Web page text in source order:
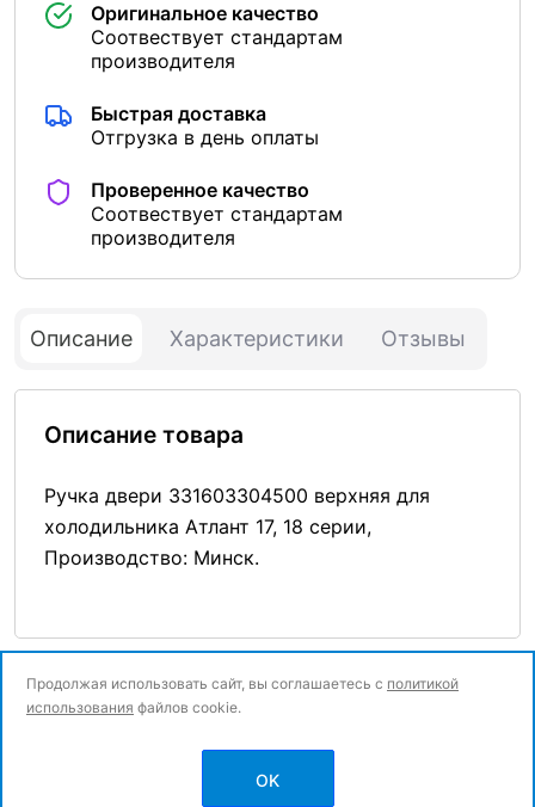
Оригинальное качество
Соотвествует стандартам
производителя
Быстрая доставка
Отгрузка в день оплаты
Проверенное качество
Соотвествует стандартам
производителя
Описание Характеристики Отзывы
Описание товара
Ручка двери 331603304500 верхняя для
холодильника Атлант 17, 18 серии,
Производство: Минск.
Политика конфиденциальности
Продолжая использовать сайт, вы соглашаетесь с политикой
использования файлов cookie.
OK